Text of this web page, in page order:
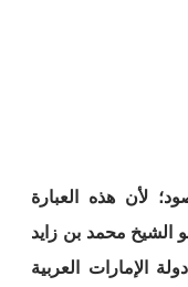
لأن هذه العبارة
الشيخ محمد بن زايد
الإمارات العربية